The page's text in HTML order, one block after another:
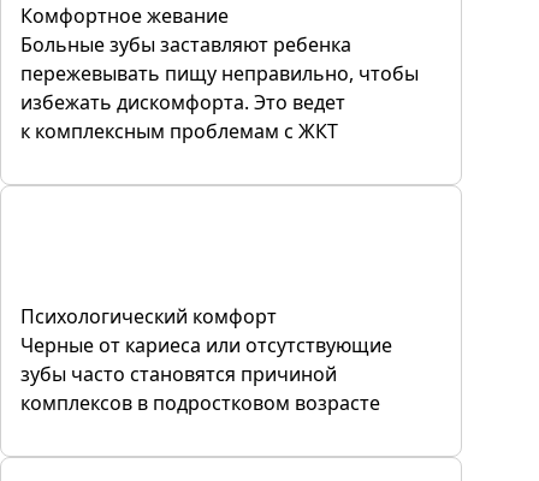
Комфортное жевание
Больные зубы заставляют ребенка
пережевывать пищу неправильно, чтобы
избежать дискомфорта. Это ведет
к комплексным проблемам с ЖКТ
Психологический комфорт
Черные от кариеса или отсутствующие
зубы часто становятся причиной
комплексов в подростковом возрасте